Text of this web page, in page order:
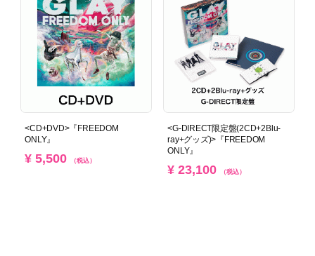
<CD+DVD>『FREEDOM
ONLY』
¥ 5,500 （税込）
<G-DIRECT限定盤(2CD+2Blu-
ray+グッズ)>『FREEDOM
ONLY』
¥ 23,100 （税込）